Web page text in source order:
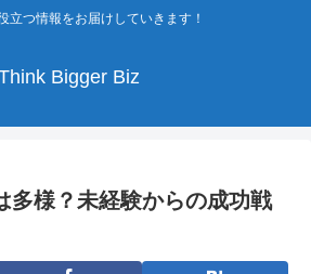
立つ情報をお届けしていきます！
Bigger Biz
多様？未経験からの成功戦